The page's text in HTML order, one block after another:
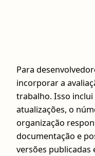
Para
incorporar a
trabalho. Isso
atualizações, o
organização
documentação e
versões publicadas